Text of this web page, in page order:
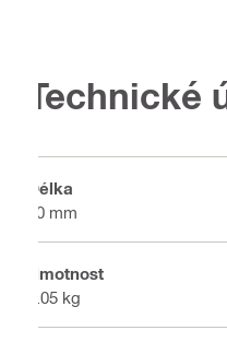
Technické
Délka
50 mm
Hmotnost
0.05 kg